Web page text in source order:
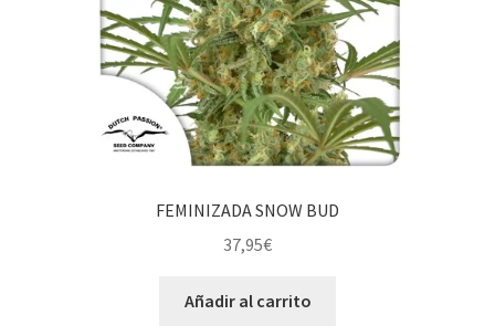
FEMINIZADA SNOW BUD
37,95€
Añadir al carrito